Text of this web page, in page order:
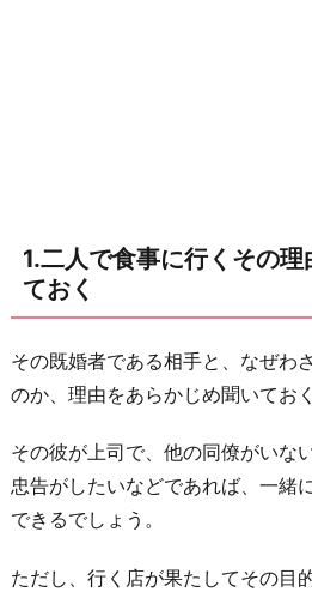
認
し
て
お
く
奥
さ
ん
1.二人で食事に行くその
ておく
その既婚者である相手と、なぜわ
のか、理由をあらかじめ聞いてお
その彼が上司で、他の同僚がいな
忠告がしたいなどであれば、一緒
できるでしょう。
ただし、行く店が果たしてその目